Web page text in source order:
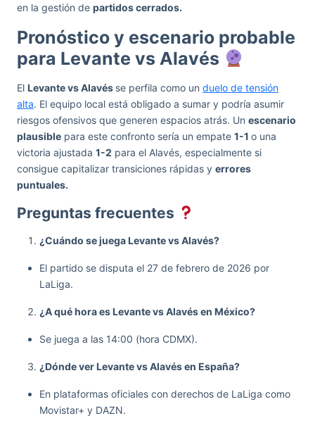
en la gestión de partidos cerrados.
Pronóstico y escenario probable
para Levante vs Alavés
El Levante vs Alavés se perfila como un duelo de tensión
alta. El equipo local está obligado a sumar y podría asumir
riesgos ofensivos que generen espacios atrás. Un escenario
plausible para este confronto sería un empate 1-1 o una
victoria ajustada 1-2 para el Alavés, especialmente si
consigue capitalizar transiciones rápidas y errores
puntuales.
Preguntas frecuentes
¿Cuándo se juega Levante vs Alavés?
El partido se disputa el 27 de febrero de 2026 por
LaLiga.
¿A qué hora es Levante vs Alavés en México?
Se juega a las 14:00 (hora CDMX).
¿Dónde ver Levante vs Alavés en España?
En plataformas oficiales con derechos de LaLiga como
Movistar+ y DAZN.